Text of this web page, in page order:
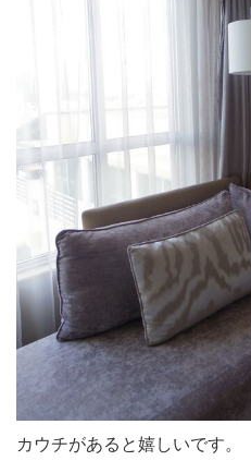
カウチがあると嬉しいです。